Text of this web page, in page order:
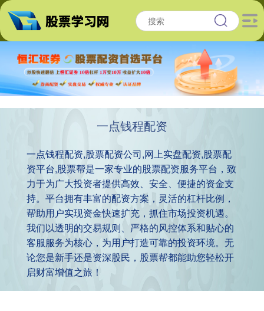
一点钱程配资
一点钱程配资,股票配资公司,网上实盘配资,股票配
资平台,股票帮是一家专业的股票配资服务平台，致
力于为广大投资者提供高效、安全、便捷的资金支
持。平台拥有丰富的配资方案，灵活的杠杆比例，
帮助用户实现资金快速扩充，抓住市场投资机遇。
我们以透明的交易规则、严格的风控体系和贴心的
客服服务为核心，为用户打造可靠的投资环境。无
论您是新手还是资深股民，股票帮都能助您轻松开
启财富增值之旅！